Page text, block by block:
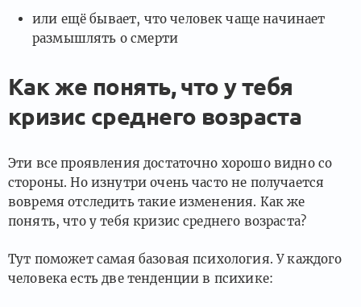
или ещё бывает, что человек чаще начинает
размышлять о смерти
Как же понять, что у тебя
кризис среднего возраста
Эти все проявления достаточно хорошо видно со
стороны. Но изнутри очень часто не получается
вовремя отследить такие изменения. Как же
понять, что у тебя кризис среднего возраста?
Тут поможет самая базовая психология. У каждого
человека есть две тенденции в психике: